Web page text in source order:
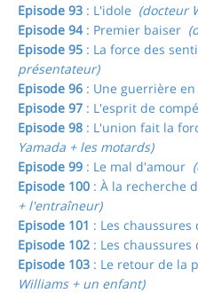
Episode 93 : L'idole (docteur
Episode 94: Premier baiser
Episode 95 : La force des
présentateur)
Episode 96 : Une guerrière
Episode 97 : L'esprit de
Episode 98 : L'union fait la
Yamada + les motards)
Episode 99 : Le mal d'amour
Episode 100 : À la recherche
+ l'entraîneur)
Episode 101 : Les chaussures
Episode 102 : Les chaussures
Episode 103 : Le retour de la
Williams + un enfant)